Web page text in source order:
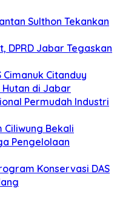
Sulthon Tekankan
DPRD Jabar Tegaskan
Cimanuk Citanduy
Hutan di Jabar
Permudah Industri
Ciliwung Bekali
Pengelolaan
Konservasi DAS